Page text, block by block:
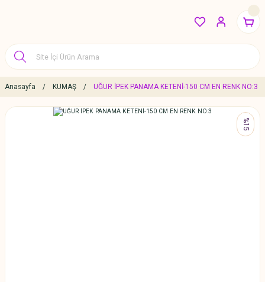
Anasayfa KUMAŞ UĞUR İPEK PANAMA KETENİ-150 CM EN RENK NO:3
%15